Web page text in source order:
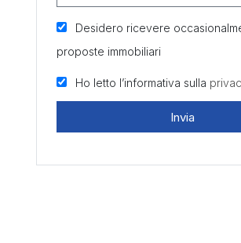
Desidero ricevere
proposte immobiliari
Ho letto l’informativa sulla
Invia